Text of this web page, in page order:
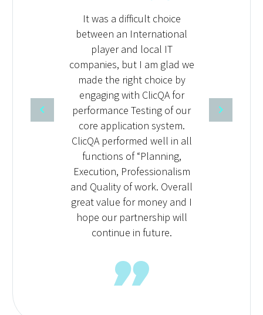
It was a difficult choice
between an International
player and local IT
companies, but I am glad we
made the right choice by
engaging with ClicQA for
performance Testing of our
core application system.
ClicQA performed well in all
functions of “Planning,
Execution, Professionalism
and Quality of work. Overall
great value for money and I
hope our partnership will
continue in future.